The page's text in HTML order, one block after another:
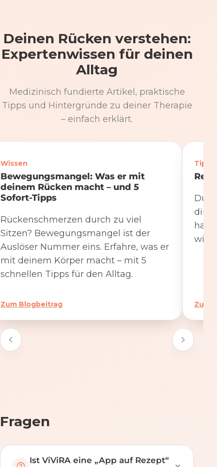
Deinen Rücken verstehen:
Expertenwissen für deinen
Alltag
Medizinisch fundierte Artikel, praktische
Tipps und Hintergründe zu deiner Therapie
– einfach erklärt.
Wissen
Bewegungsmangel: Was er mit
deinem Rücken macht – und 5
Sofort-Tipps
Rückenschmerzen durch zu viel
Sitzen? Bewegungsmangel ist der
Auslöser Nummer eins. Erfahre, was er
mit deinem Körper macht – mit 5
schnellen Tipps für den Alltag.
Zum Blogbeitrag
Tipps
Du
hat.
Zum
Fragen
Ist ViViRA eine „App auf Rezept“